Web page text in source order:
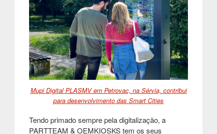
Mupi Digital PLASMV em Petrovac, na Sérvia, contribui
para desenvolvimento das Smart Cities
Tendo primado sempre pela digitalização, a
PARTTEAM & OEMKIOSKS tem os seus